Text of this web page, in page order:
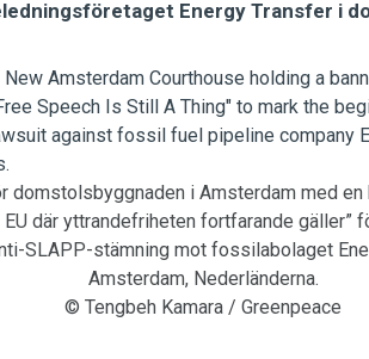
Energy Transfer i
domstolsbyggnaden i Amsterdam med en
där yttrandefriheten fortfarande gäller”
SLAPP-stämning mot fossilabolaget
Amsterdam, Nederländerna.
© Tengbeh Kamara / Greenpeace